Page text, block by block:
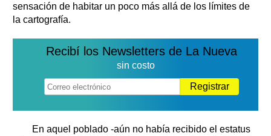
Edictos
sensación de habitar un poco más allá de los límites de
la cartografía.
Recibí los Newsletters de La Nueva
sin costo
Registrar
En aquel poblado -aún no había recibido el estatus